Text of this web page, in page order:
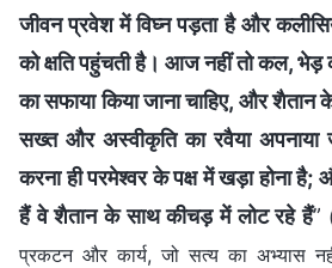
जीवन प्रवेश में विघ्न पड़ता है और
को क्षति पहुंचती है। आज नहीं तो कल, भेड़
का सफाया किया जाना चाहिए, और
सख्त और अस्वीकृति का रवैया अपनाया
करना ही परमेश्वर के पक्ष में खड़ा होना
हैं वे शैतान के साथ कीचड़ में लोट रहे हैं”
प्रकटन और कार्य, जो सत्य का अभ्यास